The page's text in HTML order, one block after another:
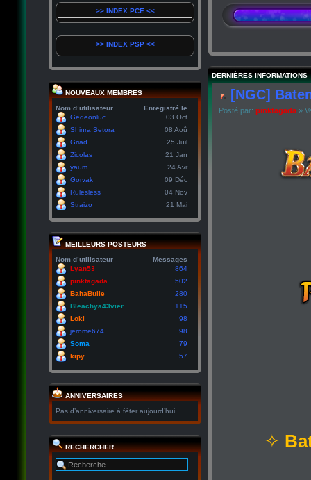
>> INDEX PCE <<
>> INDEX PSP <<
NOUVEAUX MEMBRES
Nom d’utilisateur
Enregistré le
Gedeonluc
03 Oct
Shinra Setora
08 Aoû
Griad
25 Juil
Zicolas
21 Jan
yaum
24 Avr
Gorvak
09 Déc
Rulesless
04 Nov
Straizo
21 Mai
MEILLEURS POSTEURS
Nom d’utilisateur
Messages
Lyan53
864
pinktagada
502
BahaBulle
280
Bleachya43vier
115
Loki
98
jerome674
98
Soma
79
kipy
57
ANNIVERSAIRES
Pas d’anniversaire à fêter aujourd’hui
RECHERCHER
DERNIÈRES INFORMATIONS
[NGC]
Posté par: pinktagada »
✧